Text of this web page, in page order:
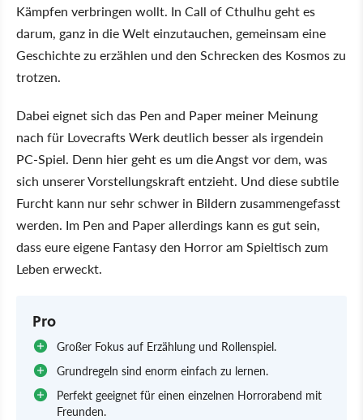
Kämpfen verbringen wollt. In Call of Cthulhu geht es
darum, ganz in die Welt einzutauchen, gemeinsam eine
Geschichte zu erzählen und den Schrecken des Kosmos zu
trotzen.
Dabei eignet sich das Pen and Paper meiner Meinung
nach für Lovecrafts Werk deutlich besser als irgendein
PC-Spiel. Denn hier geht es um die Angst vor dem, was
sich unserer Vorstellungskraft entzieht. Und diese subtile
Furcht kann nur sehr schwer in Bildern zusammengefasst
werden. Im Pen and Paper allerdings kann es gut sein,
dass eure eigene Fantasy den Horror am Spieltisch zum
Leben erweckt.
Pro
Großer Fokus auf Erzählung und Rollenspiel.
Grundregeln sind enorm einfach zu lernen.
Perfekt geeignet für einen einzelnen Horrorabend mit
Freunden.